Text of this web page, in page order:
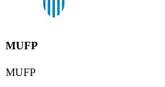
MUFP
MUFP